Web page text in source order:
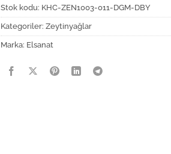
Stok kodu: KHC-ZEN1003-011-DGM-DBY
Kategoriler: Zeytinyağlar
Marka: Elsanat